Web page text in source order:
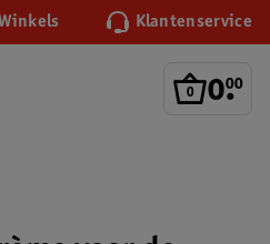
Klantenservice
0.
00